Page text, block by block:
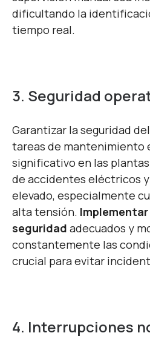
dificultando la
tiempo real.
3. Seguridad
Garantizar la seguridad
tareas de mantenimiento
significativo en las
de accidentes eléctricos
elevado, especialmente
alta tensión.
seguridad adecuados y
constantemente las
crucial para evitar
4. Interrupciones